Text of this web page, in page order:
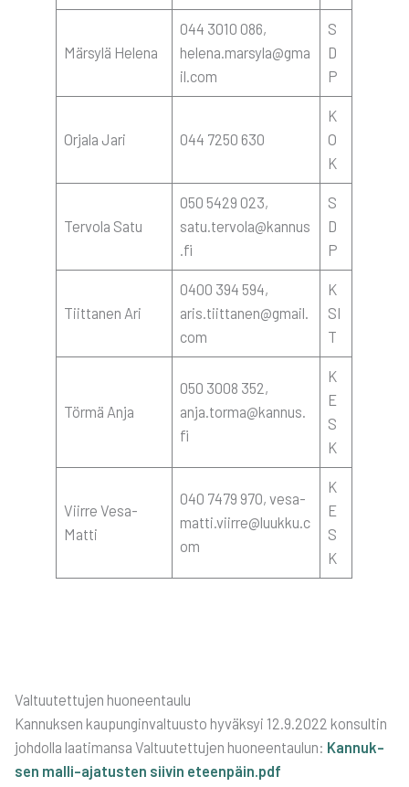
Mär­sy­lä Hele­na
044 3010 086,
helena.marsyla@gma
il.com
S
D
P
Orja­la Jari 044 7250 630
K
O
K
Ter­vo­la Satu
050 5429 023,
satu.tervola@kannus
.fi
S
D
P
Tiit­ta­nen Ari
0400 394 594,
aris.tiittanen@gmail.
com
K
SI
T
Tör­mä Anja
050 3008 352,
anja.torma@kannus.
fi
K
E
S
K
Viir­re Vesa-
Mat­ti
040 7479 970, vesa-
matti.viirre@luukku.c
om
K
E
S
K
Val­tuu­tet­tu­jen huo­neen­tau­lu
Kan­nuk­sen kau­pun­gin­val­tuus­to hyväk­syi 12.9.2022 kon­sul­tin
joh­dol­la laa­ti­man­sa Val­tuu­tet­tu­jen huo­neen­tau­lun: Kan­nuk­
sen mal­li-aja­tus­ten sii­vin eteenpäin.pdf